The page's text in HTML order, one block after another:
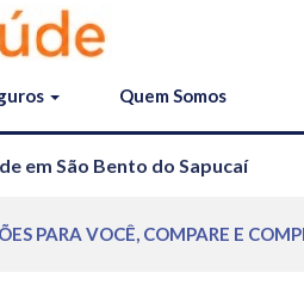
Quem Somos
em São Bento do Sapucaí
PARA VOCÊ, COMPARE E